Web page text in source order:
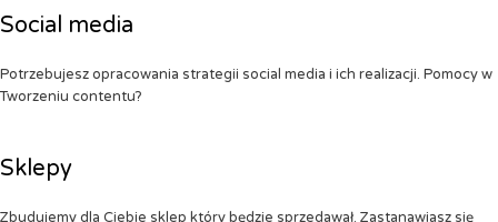
Social media
Potrzebujesz opracowania strategii social media i ich realizacji. Pomocy w
Tworzeniu contentu?
Sklepy
Zbudujemy dla Ciebie sklep który będzie sprzedawał. Zastanawiasz się